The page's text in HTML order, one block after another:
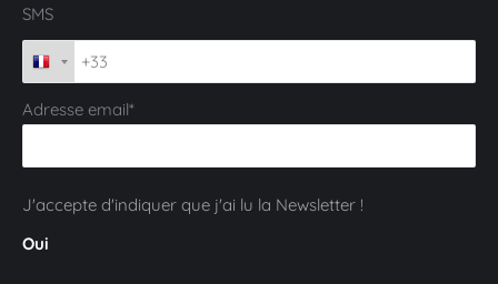
SMS
Adresse email*
J'accepte d'indiquer que j'ai lu la Newsletter !
Oui